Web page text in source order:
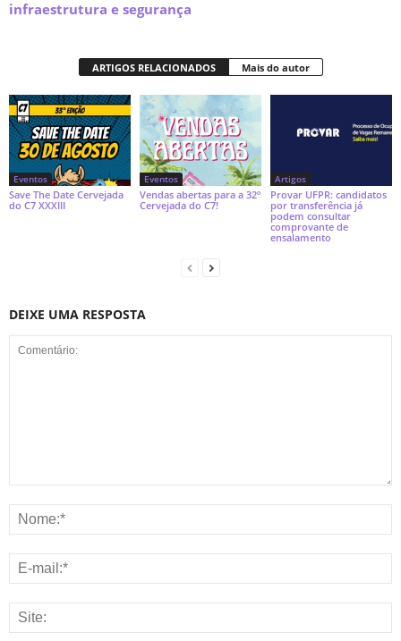
infraestrutura e segurança
ARTIGOS RELACIONADOS Mais do autor
Eventos
Save The Date Cervejada
do C7 XXXIII
Eventos
Vendas abertas para a 32º
Cervejada do C7!
Artigos
Provar UFPR: candidatos
por transferência já
podem consultar
comprovante de
ensalamento
DEIXE UMA RESPOSTA